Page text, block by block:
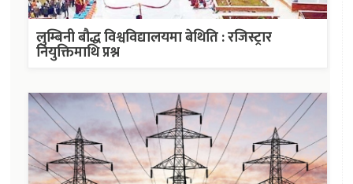
लुम्बिनी बौद्ध विश्वविद्यालयमा बेथिति : रजिस्ट्रार
नियुक्तिमाथि प्रश्न